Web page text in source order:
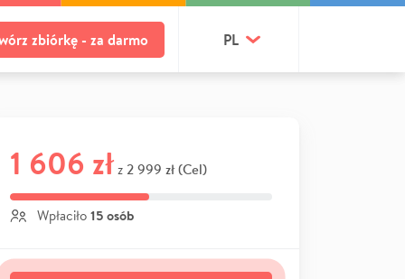
zbiórkę - za darmo PL
1 606 zł z 2 999 zł (Cel)
Wpłaciło 15 osób